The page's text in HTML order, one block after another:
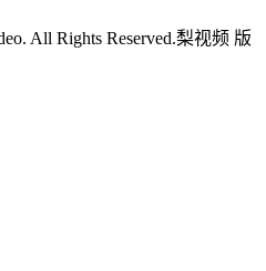
All Rights Reserved.梨视频 版